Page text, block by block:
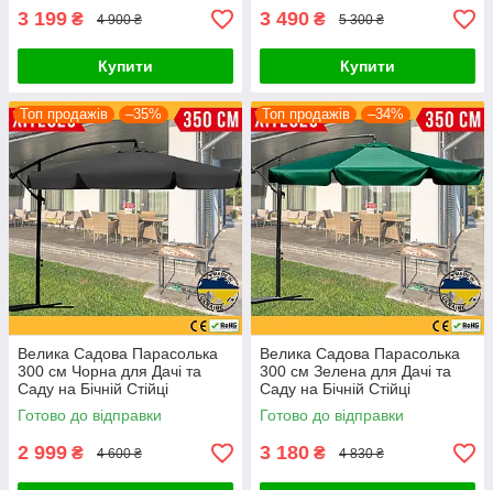
3 199 ₴ 4 900 ₴
Купити
3 490 ₴ 5 300 ₴
Купити
Топ продажів –35%
Велика Садова Парасолька
300 см Чорна для Дачі та
Саду на Бічній Стійці
Розкладна Вулична
Парасолька 3 м з Нахилом
Готово до відправки
2 999 ₴ 4 600 ₴
Топ продажів –34%
Велика Садова Парасолька
300 см Зелена для Дачі та
Саду на Бічній Стійці
Розкладна Вулична
Парасолька 3 м з Нахилом
Готово до відправки
3 180 ₴ 4 830 ₴